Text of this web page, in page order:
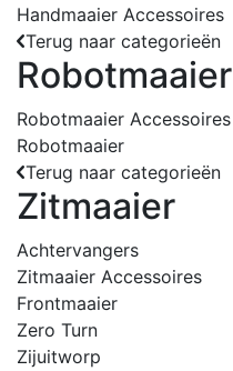
Handmaaier Accessoires
Terug naar categorieën
Robotmaaier
Robotmaaier Accessoires
Robotmaaier
Terug naar categorieën
Zitmaaier
Achtervangers
Zitmaaier Accessoires
Frontmaaier
Zero Turn
Zijuitworp